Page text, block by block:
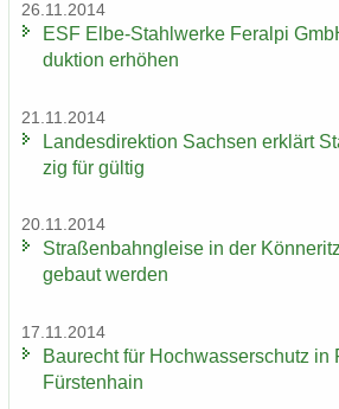
26.11.2014
ESF Elbe-​Stahlwerke Fer­al­pi
duk­ti­on er­hö­hen
21.11.2014
Lan­des­di­rek­ti­on Sach­sen er­klärt
zig für gül­tig
20.11.2014
Stra­ßen­bahn­glei­se in der
ge­baut wer­den
17.11.2014
Bau­recht für Hoch­was­ser­schutz in
Fürstenhain